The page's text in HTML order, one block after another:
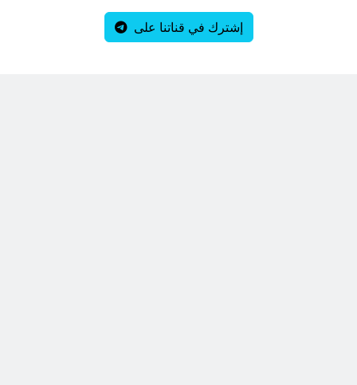
إشترك في قناتنا على